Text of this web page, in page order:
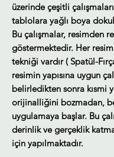
üzerinde çeşitli
tablolara yağlı boya
Bu çalışmalar, resimden
göstermektedir. Her
tekniği vardır ( Spatül-
resimin yapısına uygun
belirledikten sonra kısmi
orijinalliğini bozmadan,
uygulamaya başlar. Bu
derinlik ve gerçeklik
için yapılmaktadır.